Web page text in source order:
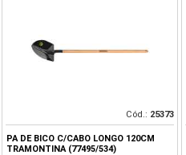
Cód.: 25373
PA DE BICO C/CABO LONGO 120CM
TRAMONTINA (77495/534)